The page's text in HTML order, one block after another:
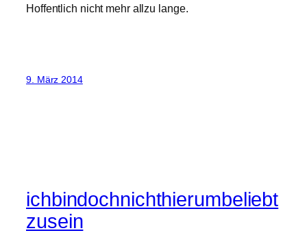
Hoffentlich nicht mehr allzu lange.
9. März 2014
ichbindochnichthierumbeliebt
zusein